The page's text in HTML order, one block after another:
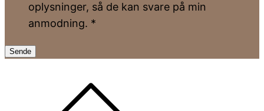
oplysninger, så de kan svare på min
anmodning. *
Sende